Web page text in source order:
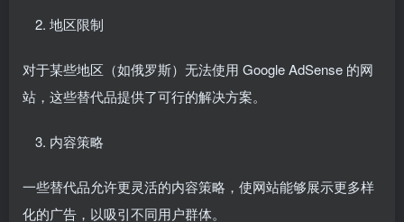
地区限制
对于某些地区（如俄罗斯）无法使用 Google AdSense 的网
站，这些替代品提供了可行的解决方案。
内容策略
一些替代品允许更灵活的内容策略，使网站能够展示更多样
化的广告，以吸引不同用户群体。